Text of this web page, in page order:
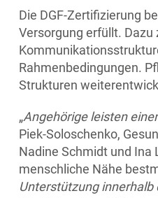
Die DGF-Zertifizierung
Versorgung erfüllt.
Rahmenbedingungen.
Strukturen
„Angehörige leisten
Piek-Soloschenko,
Nadine Schmidt und Ina
menschliche Nähe
Unterstützung